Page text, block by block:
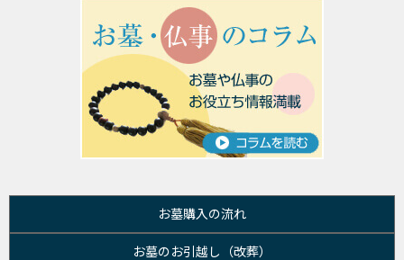
お墓購入の流れ
お墓のお引越し（改葬）